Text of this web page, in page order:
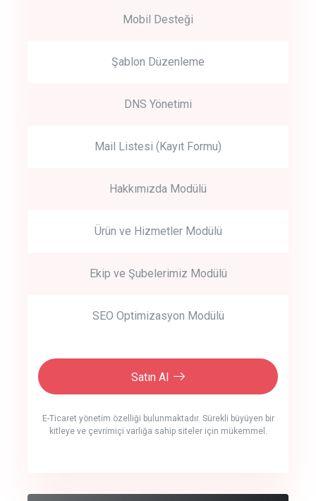
Mobil Desteği
Şablon Düzenleme
DNS Yönetimi
Mail Listesi (Kayıt Formu)
Hakkımızda Modülü
Ürün ve Hizmetler Modülü
Ekip ve Şubelerimiz Modülü
SEO Optimizasyon Modülü
Satın Al
E-Ticaret yönetim özelliği bulunmaktadır. Sürekli büyüyen bir
kitleye ve çevrimiçi varlığa sahip siteler için mükemmel.
crm auto cync